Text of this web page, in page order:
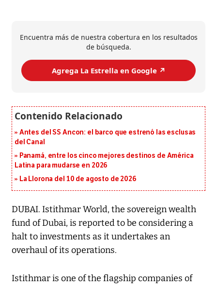
Encuentra más de nuestra cobertura en los resultados
de búsqueda.
Agrega La Estrella en Google ↗️
Antes del SS Ancon: el barco que estrenó las esclusas
del Canal
Panamá, entre los cinco mejores destinos de América
Latina para mudarse en 2026
La Llorona del 10 de agosto de 2026
DUBAI. Istithmar World, the sovereign wealth
fund of Dubai, is reported to be considering a
halt to investments as it undertakes an
overhaul of its operations.
Istithmar is one of the flagship companies of